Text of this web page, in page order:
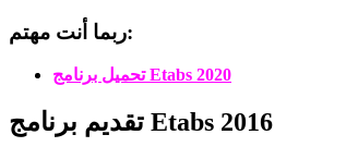
ربما أنت مهتم:
تحميل برنامج Etabs 2020
تقديم برنامج Etabs 2016